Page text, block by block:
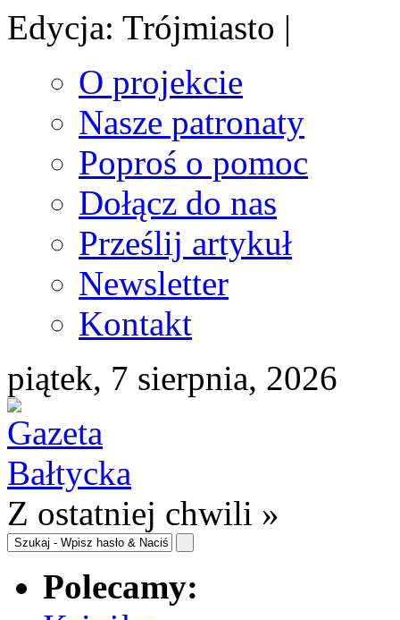
Edycja: Trójmiasto |
O projekcie
Nasze patronaty
Poproś o pomoc
Dołącz do nas
Prześlij artykuł
Newsletter
Kontakt
piątek, 7 sierpnia, 2026
Z ostatniej chwili »
Polecamy: